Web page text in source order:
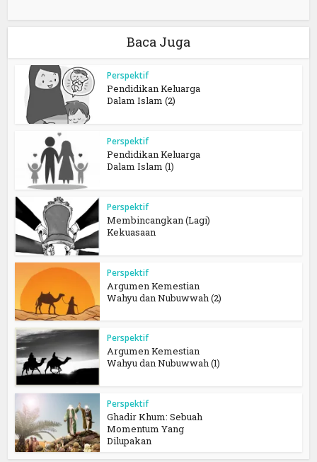
Baca Juga
Perspektif
Pendidikan Keluarga
Dalam Islam (2)
Perspektif
Pendidikan Keluarga
Dalam Islam (1)
Perspektif
Membincangkan (Lagi)
Kekuasaan
Perspektif
Argumen Kemestian
Wahyu dan Nubuwwah (2)
Perspektif
Argumen Kemestian
Wahyu dan Nubuwwah (1)
Perspektif
Ghadir Khum: Sebuah
Momentum Yang
Dilupakan